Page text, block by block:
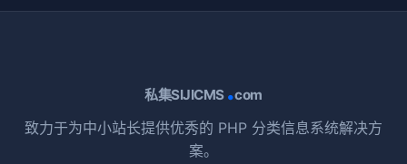
私集SIJICMS .com
致力于为中小站长提供优秀的 PHP 分类信息系统解决方
案。